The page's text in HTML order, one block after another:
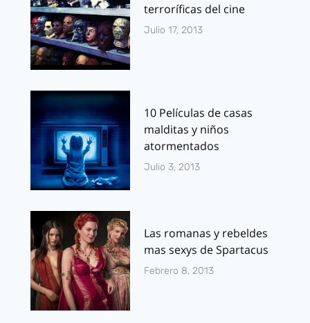
terroríficas del cine
Julio 17, 2013
10 Películas de casas
malditas y niños
atormentados
Julio 3, 2013
Las romanas y rebeldes
mas sexys de Spartacus
Febrero 8, 2013